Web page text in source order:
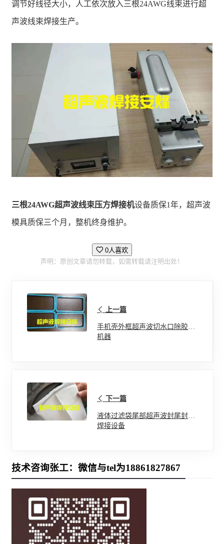
调节好线径大小，人工依次放入三根24AWG线束进行超
声波线束焊接生产。
三根24AWG超声波线束压方焊接机设备质保1年，超声波
模具质保三个月，整机终身维护。
0人喜欢
声明：原创文章请勿转载，如需转载请注明出处！
上一篇
手机壳外框超声波切水口除胶口
机器
下一篇
液体过滤袋尾部超声波封尾封口
焊接设备
技术咨询张工：微信与tel为18861827867